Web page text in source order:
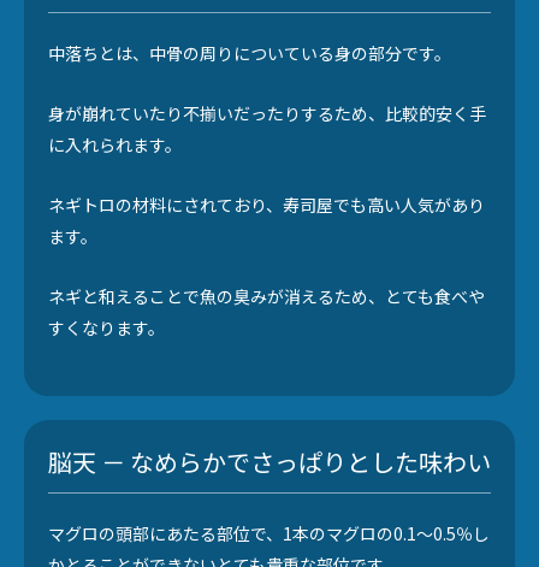
中落ちとは、中骨の周りについている身の部分です。
身が崩れていたり不揃いだったりするため、比較的安く手
に入れられます。
ネギトロの材料にされており、寿司屋でも高い人気があり
ます。
ネギと和えることで魚の臭みが消えるため、とても食べや
すくなります。
脳天 － なめらかでさっぱりとした味わい
マグロの頭部にあたる部位で、1本のマグロの0.1～0.5％し